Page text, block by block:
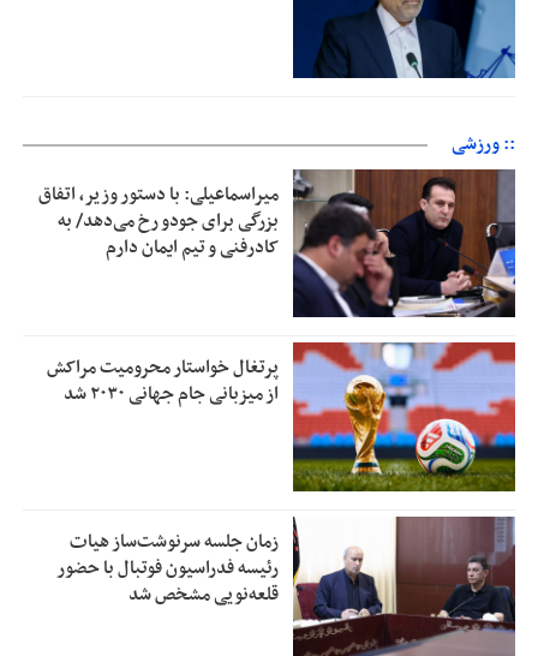
:: ورزشی
میراسماعیلی: با دستور وزیر، اتفاق
بزرگی برای جودو رخ می‌دهد/ به
کادرفنی و تیم ایمان دارم
پرتغال خواستار محرومیت مراکش
از میزبانی جام جهانی ۲۰۳۰ شد
زمان جلسه سرنوشت‌ساز هیات
رئیسه فدراسیون فوتبال با حضور
قلعه‌نویی مشخص شد